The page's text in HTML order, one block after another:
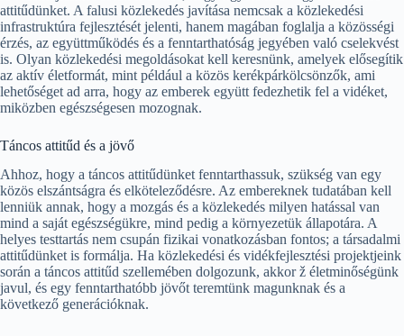
attitűdünket. A falusi közlekedés javítása nemcsak a közlekedési
infrastruktúra fejlesztését jelenti, hanem magában foglalja a közösségi
érzés, az együttműködés és a fenntarthatóság jegyében való cselekvést
is. Olyan közlekedési megoldásokat kell keresnünk, amelyek elősegítik
az aktív életformát, mint például a közös kerékpárkölcsönzők, ami
lehetőséget ad arra, hogy az emberek együtt fedezhetik fel a vidéket,
miközben egészségesen mozognak.
Táncos attitűd és a jövő
Ahhoz, hogy a táncos attitűdünket fenntarthassuk, szükség van egy
közös elszántságra és elköteleződésre. Az embereknek tudatában kell
lenniük annak, hogy a mozgás és a közlekedés milyen hatással van
mind a saját egészségükre, mind pedig a környezetük állapotára. A
helyes testtartás nem csupán fizikai vonatkozásban fontos; a társadalmi
attitűdünket is formálja. Ha közlekedési és vidékfejlesztési projektjeink
során a táncos attitűd szellemében dolgozunk, akkor ž életminőségünk
javul, és egy fenntarthatóbb jövőt teremtünk magunknak és a
következő generációknak.